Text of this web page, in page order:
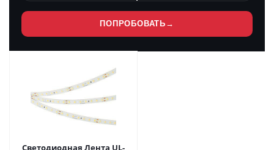
ПОПРОБОВАТЬ →
Светодиодная Лента UL-